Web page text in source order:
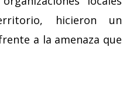
hicieron un
a la amenaza que